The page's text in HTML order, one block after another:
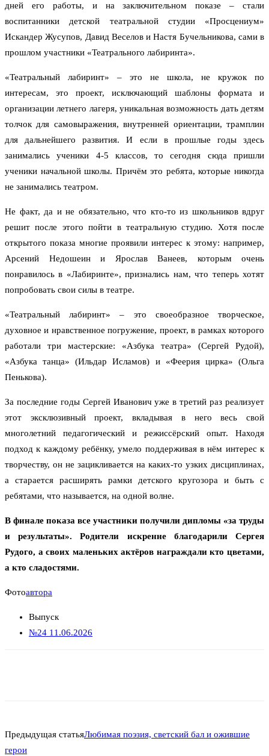
дней его работы, и на заключительном показе – стали
воспитанники детской театральной студии «Просцениум»
Искандер Жусупов, Давид Веселов и Настя Бучельникова, сами в
прошлом участники «Театрального лабиринта».
«Театральный лабиринт» – это не школа, не кружок по
интересам, это проект, исключающий шаблоны формата и
организации летнего лагеря, уникальная возможность дать детям
толчок для самовыражения, внутренней ориентации, трамплин
для дальнейшего развития. И если в прошлые годы здесь
занимались ученики 4-5 классов, то сегодня сюда пришли
ученики начальной школы. Причём это ребята, которые никогда
не занимались театром.
Не факт, да и не обязательно, что кто-то из школьников вдруг
решит после этого пойти в театральную студию. Хотя после
открытого показа многие проявили интерес к этому: например,
Арсений Недошеин и Ярослав Ванеев, которым очень
понравилось в «Лабиринте», признались нам, что теперь хотят
попробовать свои силы в театре.
«Театральный лабиринт» – это своеобразное творческое,
духовное и нравственное погружение, проект, в рамках которого
работали три мастерские: «Азбука театра» (Сергей Рудой),
«Азбука танца» (Ильдар Исламов) и «Феерия цирка» (Ольга
Пенькова).
За последние годы Сергей Иванович уже в третий раз реализует
этот эксклюзивный проект, вкладывая в него весь свой
многолетний педагогический и режиссёрский опыт. Находя
подход к каждому ребёнку, умело поддерживая в нём интерес к
творчеству, он не зацикливается на каких-то узких дисциплинах,
а старается расширять рамки детского кругозора и быть с
ребятами, что называется, на одной волне.
В финале показа все участники получили дипломы «за труды
и результаты». Родители искренне благодарили Сергея
Рудого, а своих маленьких актёров награждали кто цветами,
а кто сладостями.
Фотоавтора
Выпуск
№24 11.06.2026
Предыдущая статьяЛюбимая поэзия, светский бал и ожившие
герои